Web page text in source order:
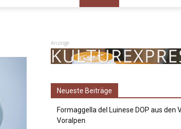
Anzeige
Neueste Beiträge
Formaggella del Luinese DOP aus den
Voralpen